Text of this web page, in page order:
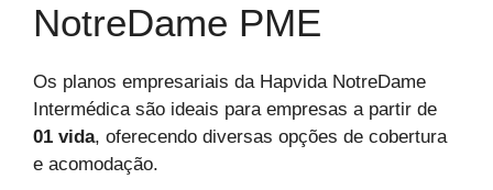
NotreDame PME
Os planos empresariais da Hapvida NotreDame
Intermédica são ideais para empresas a partir de
01 vida, oferecendo diversas opções de cobertura
e acomodação.